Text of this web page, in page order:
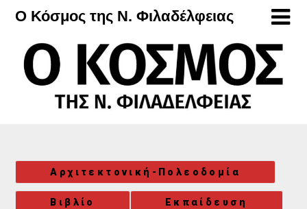
Μετάβαση
περιεχόμενο
Ο Κόσμος της Ν. Φιλαδέλφειας
Αρχιτεκτονική-Πολεοδομία
Βιβλίο Εκπαίδευση